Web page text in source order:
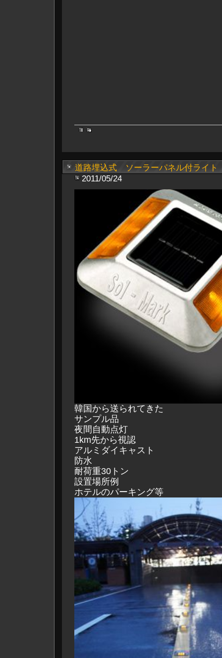
道路埋込式 ソーラーパネル付ライト
2011/05/24
韓国から送られてきた
サンプル品
夜間自動点灯
1km先から視認
アルミダイキャスト
防水
耐荷重30トン
設置場所例
ホテルのパーキング等